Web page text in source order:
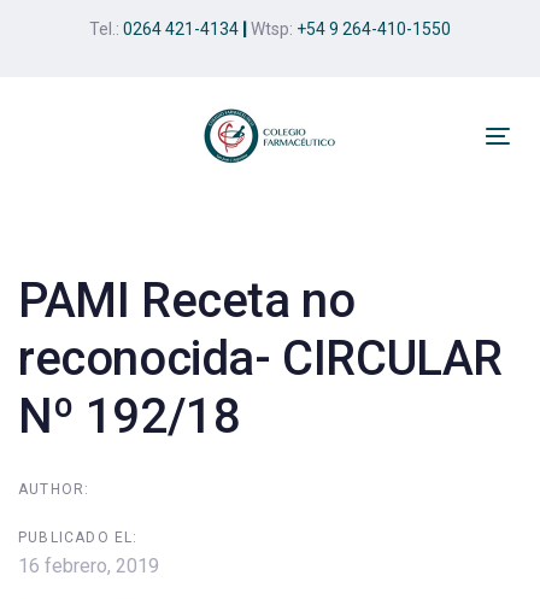
Tel.: 0264 421-4134 Wtsp: +54 9 264-410-1550
PAMI Receta no
reconocida- CIRCULAR
Nº 192/18
AUTHOR:
PUBLICADO EL:
16 febrero, 2019
navigation